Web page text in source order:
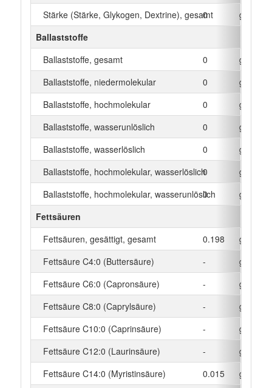
Stärke (Stärke, Glykogen, Dextrine), gesamt
0
g
Ballaststoffe
Ballaststoffe, gesamt
0
g
Ballaststoffe, niedermolekular
0
g
Ballaststoffe, hochmolekular
0
g
Ballaststoffe, wasserunlöslich
0
g
Ballaststoffe, wasserlöslich
0
g
Ballaststoffe, hochmolekular, wasserlöslich0
g
Ballaststoffe, hochmolekular, wasserunlöslich
0
g
Fettsäuren
Fettsäuren, gesättigt, gesamt
0.198
g
Fettsäure C4:0 (Buttersäure)
-
g
Fettsäure C6:0 (Capronsäure)
-
g
Fettsäure C8:0 (Caprylsäure)
-
g
Fettsäure C10:0 (Caprinsäure)
-
g
Fettsäure C12:0 (Laurinsäure)
-
g
Fettsäure C14:0 (Myristinsäure)
0.015
g